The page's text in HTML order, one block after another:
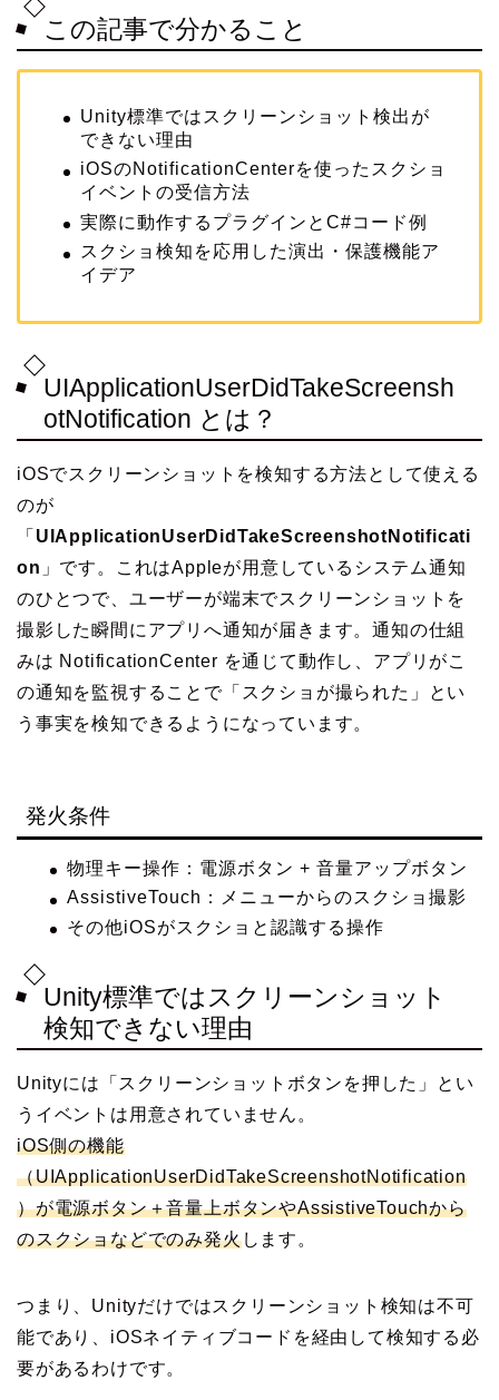
この記事で分かること
Unity標準ではスクリーンショット検出が
できない理由
iOSのNotificationCenterを使ったスクショ
イベントの受信方法
実際に動作するプラグインとC#コード例
スクショ検知を応用した演出・保護機能ア
イデア
UIApplicationUserDidTakeScreensh
otNotification とは？
iOSでスクリーンショットを検知する方法として使える
のが
「 UIApplicationUserDidTakeScreenshotNotificati
on 」です。これはAppleが用意しているシステム通知
のひとつで、ユーザーが端末でスクリーンショットを
撮影した瞬間にアプリへ通知が届きます。通知の仕組
みは NotificationCenter を通じて動作し、アプリがこ
の通知を監視することで「スクショが撮られた」とい
う事実を検知できるようになっています。
発火条件
物理キー操作：電源ボタン + 音量アップボタン
AssistiveTouch：メニューからのスクショ撮影
その他iOSがスクショと認識する操作
Unity標準ではスクリーンショット
検知できない理由
Unityには「スクリーンショットボタンを押した」とい
うイベントは用意されていません。
iOS側の機能
（UIApplicationUserDidTakeScreenshotNotification
）が電源ボタン＋音量上ボタンやAssistiveTouchから
のスクショなどでのみ発火します。
つまり、Unityだけではスクリーンショット検知は不可
能であり、iOSネイティブコードを経由して検知する必
要があるわけです。